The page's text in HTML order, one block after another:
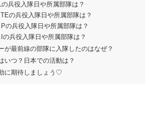
兵役入隊日や所属部隊は？
の兵役入隊日や所属部隊は？
の兵役入隊日や所属部隊は？
の兵役入隊日や所属部隊は？
が最前線の部隊に入隊したのはなぜ？
いつ？日本での活動は？
に期待しましょう♡